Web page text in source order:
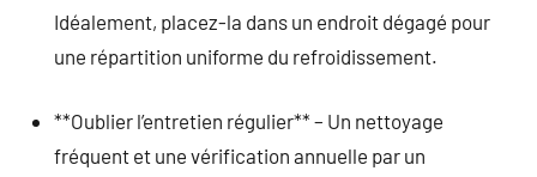
Idéalement, placez-la dans un endroit dégagé pour
une répartition uniforme du refroidissement.
**Oublier l’entretien régulier** – Un nettoyage
fréquent et une vérification annuelle par un